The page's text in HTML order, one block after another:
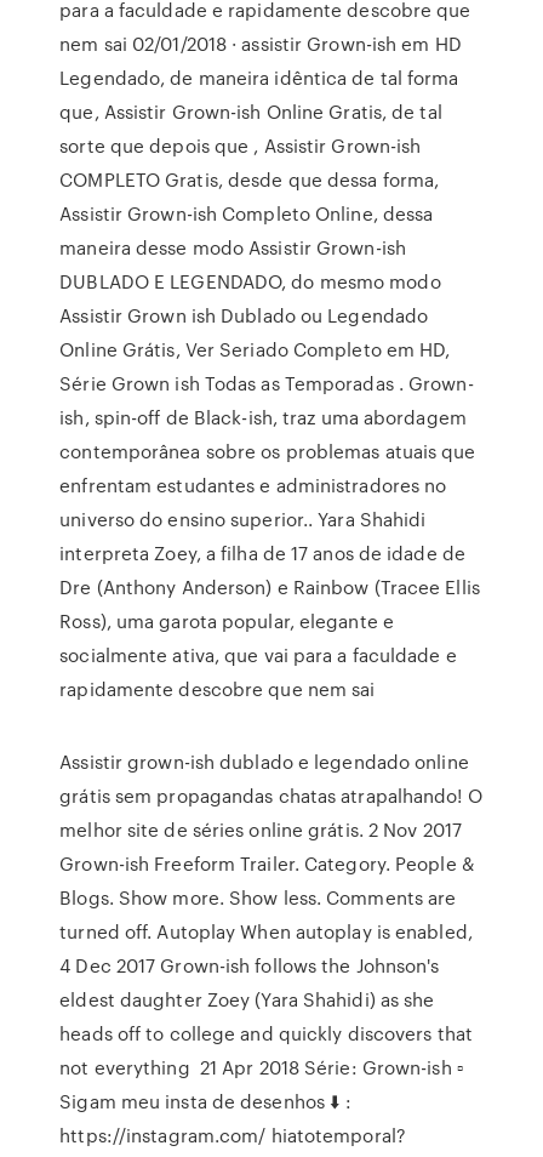
para a faculdade e rapidamente descobre que
nem sai 02/01/2018 · assistir Grown-ish em HD
Legendado, de maneira idêntica de tal forma
que, Assistir Grown-ish Online Gratis, de tal
sorte que depois que , Assistir Grown-ish
COMPLETO Gratis, desde que dessa forma,
Assistir Grown-ish Completo Online, dessa
maneira desse modo Assistir Grown-ish
DUBLADO E LEGENDADO, do mesmo modo
Assistir Grown ish Dublado ou Legendado
Online Grátis, Ver Seriado Completo em HD,
Série Grown ish Todas as Temporadas . Grown-
ish, spin-off de Black-ish, traz uma abordagem
contemporânea sobre os problemas atuais que
enfrentam estudantes e administradores no
universo do ensino superior.. Yara Shahidi
interpreta Zoey, a filha de 17 anos de idade de
Dre (Anthony Anderson) e Rainbow (Tracee Ellis
Ross), uma garota popular, elegante e
socialmente ativa, que vai para a faculdade e
rapidamente descobre que nem sai
Assistir grown-ish dublado e legendado online
grátis sem propagandas chatas atrapalhando! O
melhor site de séries online grátis. 2 Nov 2017
Grown-ish Freeform Trailer. Category. People &
Blogs. Show more. Show less. Comments are
turned off. Autoplay When autoplay is enabled,
4 Dec 2017 Grown-ish follows the Johnson's
eldest daughter Zoey (Yara Shahidi) as she
heads off to college and quickly discovers that
not everything 21 Apr 2018 Série: Grown-ish ▫
Sigam meu insta de desenhos ⬇️ :
https://instagram.com/ hiatotemporal?